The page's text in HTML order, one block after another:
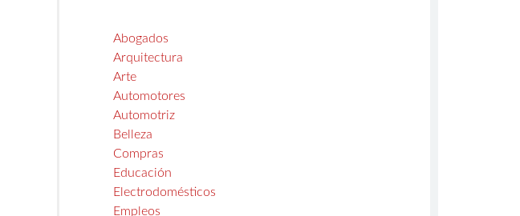
Abogados
Arquitectura
Arte
Automotores
Automotriz
Belleza
Compras
Educación
Electrodomésticos
Empleos